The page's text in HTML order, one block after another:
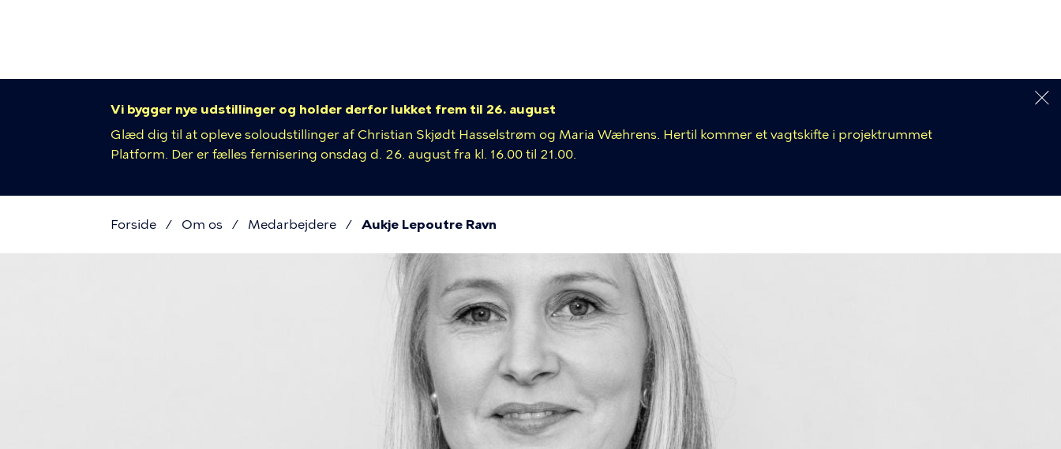
Vi bygger nye udstillinger og holder derfor lukket frem til 26. august
Glæd dig til at opleve soloudstillinger af Christian Skjødt Hasselstrøm og Maria Wæhrens. Hertil kommer et vagtskifte i projektrummet
Platform. Der er fælles fernisering onsdag d. 26. august fra kl. 16.00 til 21.00.
Brødkrumme
Forside Om os Medarbejdere Aukje Lepoutre Ravn